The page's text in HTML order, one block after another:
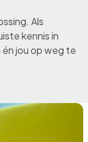
Als
kennis in
én jou op weg te